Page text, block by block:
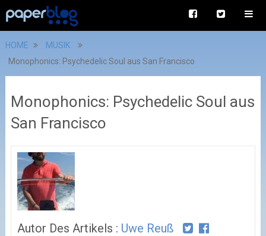
HOME
MUSIK
Monophonics: Psychedelic Soul aus San Francisco
Monophonics: Psychedelic Soul aus
San Francisco
Autor Des Artikels : Uwe Reuß